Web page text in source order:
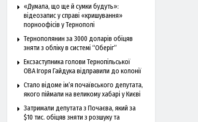
«Думала, що ще й сумки будуть»:
відеозапис у справі «кришування»
порноофісів у Тернополі
Тернополянин за 3000 доларів обіцяв
зняти з обліку в системі “Оберіг”
Ексзаступника голови Тернопільської
ОВА Ігоря Гайдука відправили до колонії
Стало відоме ім’я почаївського депутата,
якого піймали на великому хабарі у Києві
Затримали депутата з Почаєва, який за
$10 тис. обіцяв зняти з розшуку та